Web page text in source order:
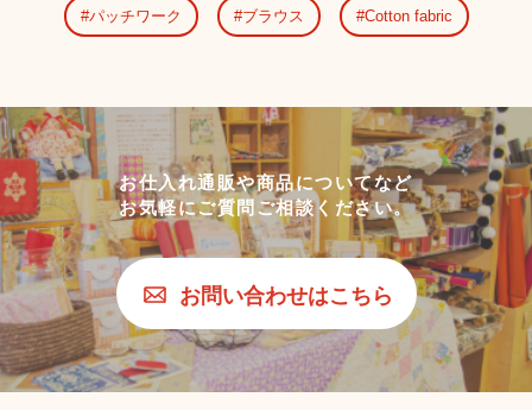
パッチワーク ブラウス Cotton fabric
お仕入れ通販や商品についてなど
お気軽にご質問ご相談ください。
お問い合わせはこちら